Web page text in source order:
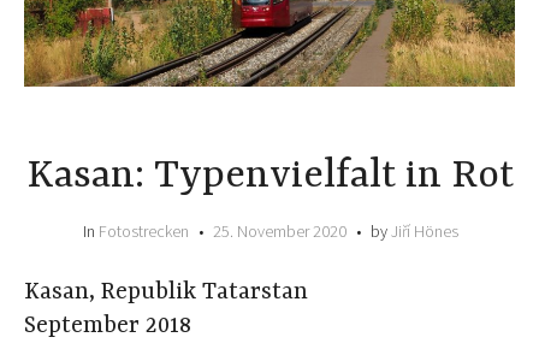
Kasan: Typenvielfalt in Rot
In Fotostrecken 25. November 2020 byJiří Hönes
Kasan, Republik Tatarstan
September 2018